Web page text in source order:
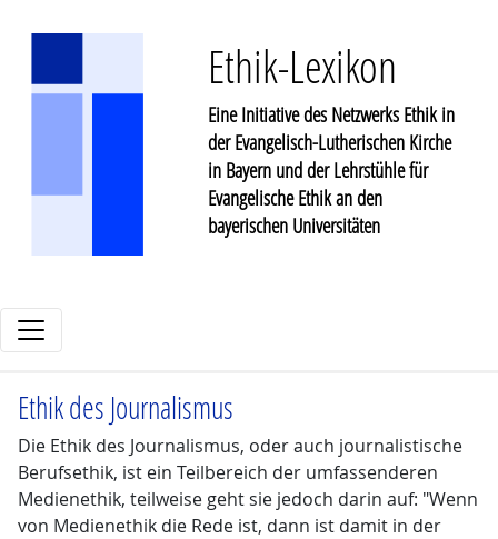
Ethik-Lexikon
Eine Initiative des Netzwerks Ethik in
der Evangelisch-Lutherischen Kirche
in Bayern und der Lehrstühle für
Evangelische Ethik an den
bayerischen Universitäten
Ethik des Journalismus
Die Ethik des Journalismus, oder auch journalistische
Berufsethik, ist ein Teilbereich der umfassenderen
Medienethik, teilweise geht sie jedoch darin auf: "Wenn
von Medienethik die Rede ist, dann ist damit in der